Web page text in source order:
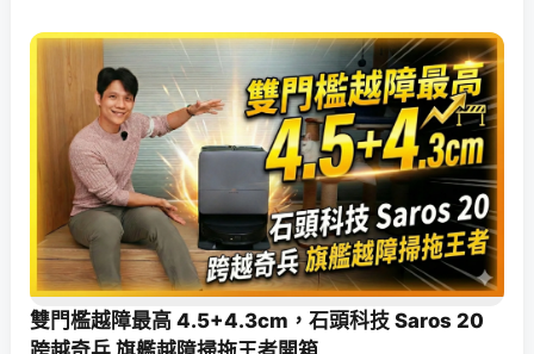
雙門檻越障最高 4.5+4.3cm，石頭科技 Saros 20